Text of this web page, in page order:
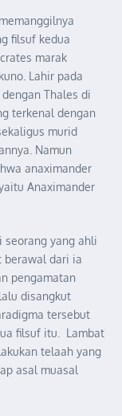
filsuf kedua
marak
Lahir pada
Thales di
terkenal dengan
murid
Namun
anaximander
Anaximander
seorang yang ahli
berawal dari ia
pengamatan
disangkut
tersebut
filsuf itu. Lambat
telaah yang
asal muasal